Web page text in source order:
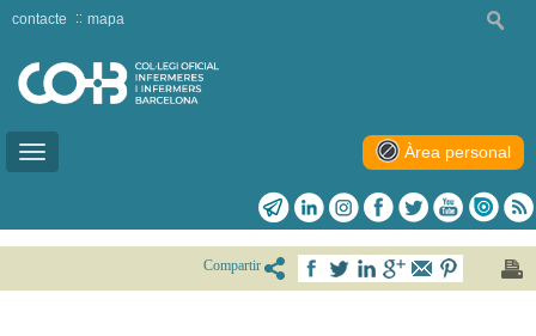
Toggle
contacte mapa
Àrea personal
Compartir